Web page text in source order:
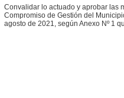
Convalidar lo actuado y aprobar las
Compromiso de Gestión del
agosto de 2021, según Anexo Nº 1